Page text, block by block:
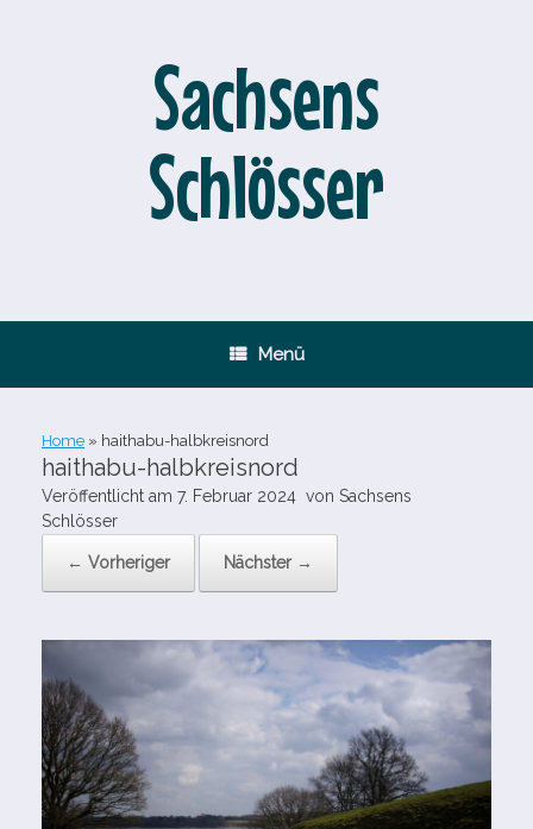
Sachsens
Schlösser
Menü
Home » haithabu-​halbkreisnord
haithabu-​halbkreisnord
Veröffentlicht am 7. Februar 2024 von Sachsens
Schlösser
← Vorheriger Nächster →